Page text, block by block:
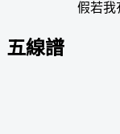
假若我
五線譜